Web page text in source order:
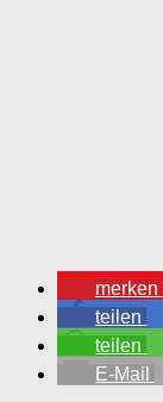
merken
teilen
teilen
E-Mail